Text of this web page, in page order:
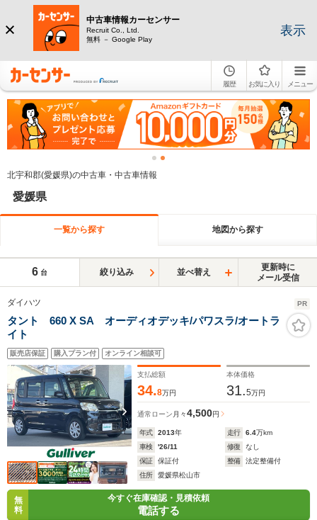
中古車情報カーセンサー
Recruit Co., Ltd.
無料 － Google Play
表示
履歴 お気に入り メニュー
北宇和郡(愛媛県)の中古車・中古車情報
愛媛県
一覧から探す 地図から探す
6 台 絞り込み 並べ替え
更新時に
メール受信
ダイハツ PR
タント 660 X SA オーディオデッキ/パワスラ/オートラ
イト
販売店保証 購入プラン付 オンライン相談可
支払総額
34.8万円
本体価格
31.5万円
通常ローン 月々4,500円
年式 2013年 走行 6.4万km
車検
'26/11 修復
なし
保証
保証付 整備
法定整備付
住所
愛媛県松山市
無
料
今すぐ在庫確認・見積依頼
電話する